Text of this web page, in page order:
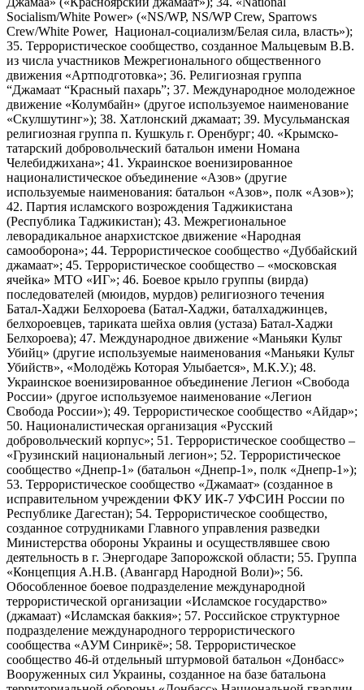
Socialism/White Power» («NS/WP, NS/WP Crew, Sparrows
Crew/White Power, Национал-социализм/Белая сила, власть»);
35. Террористическое сообщество, созданное Мальцевым В.В.
из числа участников Межрегионального общественного
движения «Артподготовка»; 36. Религиозная группа
“Джамаат “Красный пахарь”; 37. Международное молодежное
движение «Колумбайн» (другое используемое наименование
«Скулшутинг»); 38. Хатлонский джамаат; 39. Мусульманская
религиозная группа п. Кушкуль г. Оренбург; 40. «Крымско-
татарский добровольческий батальон имени Номана
Челебиджихана»; 41. Украинское военизированное
националистическое объединение «Азов» (другие
используемые наименования: батальон «Азов», полк «Азов»);
42. Партия исламского возрождения Таджикистана
(Республика Таджикистан); 43. Межрегиональное
леворадикальное анархистское движение «Народная
самооборона»; 44. Террористическое сообщество «Дуббайский
джамаат»; 45. Террористическое сообщество – «московская
ячейка» МТО «ИГ»; 46. Боевое крыло группы (вирда)
последователей (мюидов, мурдов) религиозного течения
Батал-Хаджи Белхороева (Батал-Хаджи, баталхаджинцев,
белхороевцев, тариката шейха овлия (устаза) Батал-Хаджи
Белхороева); 47. Международное движение «Маньяки Культ
Убийц» (другие используемые наименования «Маньяки Культ
Убийств», «Молодёжь Которая Улыбается», М.К.У.); 48.
Украинское военизированное объединение Легион «Свобода
России» (другое используемое наименование «Легион
Свобода России»); 49. Террористическое сообщество «Айдар»;
50. Националистическая организация «Русский
добровольческий корпус»; 51. Террористическое сообщество –
«Грузинский национальный легион»; 52. Террористическое
сообщество «Днепр-1» (батальон «Днепр-1», полк «Днепр-1»);
53. Террористическое сообщество «Джамаат» (созданное в
исправительном учреждении ФКУ ИК-7 УФСИН России по
Республике Дагестан); 54. Террористическое сообщество,
созданное сотрудниками Главного управления разведки
Министерства обороны Украины и осуществлявшее свою
деятельность в г. Энергодаре Запорожской области; 55. Группа
«Концепция А.Н.В. (Авангард Народной Воли)»; 56.
Обособленное боевое подразделение международной
террористической организации «Исламское государство»
(джамаат) «Исламская баккия»; 57. Российское структурное
подразделение международного террористического
сообщества «АУМ Синрикё»; 58. Террористическое
сообщество 46-й отдельный штурмовой батальон «Донбасс»
Вооруженных сил Украины, созданное на базе батальона